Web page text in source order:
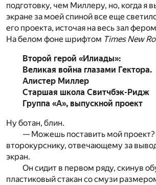
подготовку, чем Миллеру, но, когда я
экране за моей спиной все еще
его проекта, источая на весь зал
На белом фоне шрифтом Times New
Второй герой «Илиады»:
Великая война глазами Гектора.
Алистер Миллер
Старшая школа Свитчбэк-Ридж
Группа «А», выпускной проект
Ну ботан, блин.
— Можешь поставить мой
второкурснику, отвечающему за
экран.
Он сидит в первом ряду, скинув
пластиковый стакан со смузи